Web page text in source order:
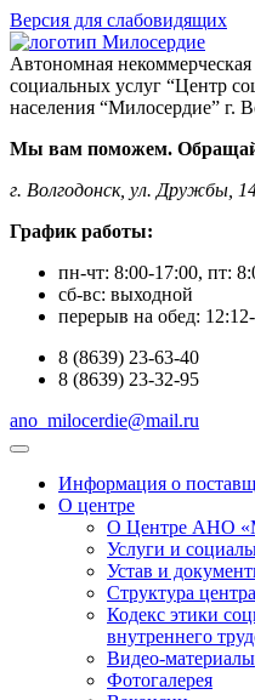
Версия для слабовидящих
Автономная
социальных услуг “Центр
населения “Милосердие” г.
Мы вам поможем.
г. Волгодонск, ул. Дружбы,
График работы:
пн-чт: 8:00-17:00, пт:
сб-вс: выходной
перерыв на обед:
8 (8639) 23-63-40
8 (8639) 23-32-95
ano_milocerdie@mail.ru
Информация о
О центре
О Центре АНО
Услуги и
Устав и
Структура центра
Кодекс этики
внутреннего
Видео-материалы
Фотогалерея